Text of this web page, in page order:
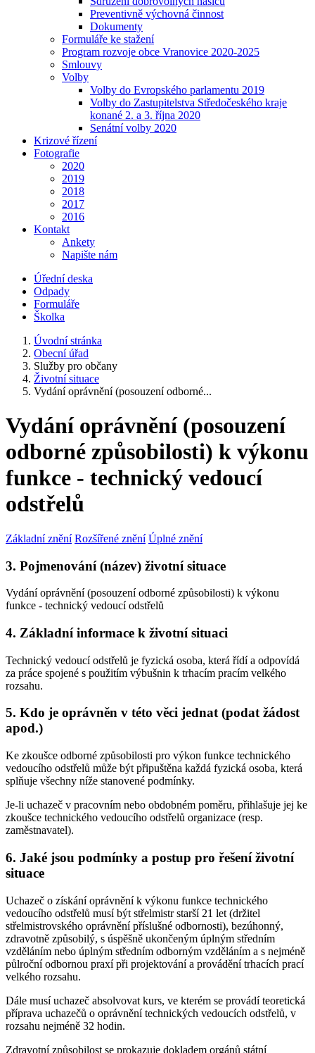
Preventivně výchovná činnost
Dokumenty
Formuláře ke stažení
Program rozvoje obce Vranovice 2020-2025
Smlouvy
Volby
Volby do Evropského parlamentu 2019
Volby do Zastupitelstva Středočeského kraje
konané 2. a 3. října 2020
Senátní volby 2020
Krizové řízení
Fotografie
2020
2019
2018
2017
2016
Kontakt
Ankety
Napište nám
Úřední deska
Odpady
Formuláře
Školka
Úvodní stránka
Obecní úřad
Služby pro občany
Životní situace
Vydání oprávnění (posouzení odborné...
Vydání oprávnění (posouzení
odborné způsobilosti) k výkonu
funkce - technický vedoucí
odstřelů
Základní znění Rozšířené znění Úplné znění
3. Pojmenování (název) životní situace
Vydání oprávnění (posouzení odborné způsobilosti) k výkonu
funkce - technický vedoucí odstřelů
4. Základní informace k životní situaci
Technický vedoucí odstřelů je fyzická osoba, která řídí a odpovídá
za práce spojené s použitím výbušnin k trhacím pracím velkého
rozsahu.
5. Kdo je oprávněn v této věci jednat (podat žádost
apod.)
Ke zkoušce odborné způsobilosti pro výkon funkce technického
vedoucího odstřelů může být připuštěna každá fyzická osoba, která
splňuje všechny níže stanovené podmínky.
Je-li uchazeč v pracovním nebo obdobném poměru, přihlašuje jej ke
zkoušce technického vedoucího odstřelů organizace (resp.
zaměstnavatel).
6. Jaké jsou podmínky a postup pro řešení životní
situace
Uchazeč o získání oprávnění k výkonu funkce technického
vedoucího odstřelů musí být střelmistr starší 21 let (držitel
střelmistrovského oprávnění příslušné odbornosti), bezúhonný,
zdravotně způsobilý, s úspěšně ukončeným úplným středním
vzděláním nebo úplným středním odborným vzděláním a s nejméně
půlroční odbornou praxí při projektování a provádění trhacích prací
velkého rozsahu.
Dále musí uchazeč absolvovat kurs, ve kterém se provádí teoretická
příprava uchazečů o oprávnění technických vedoucích odstřelů, v
rozsahu nejméně 32 hodin.
Zdravotní způsobilost se prokazuje dokladem orgánů státní